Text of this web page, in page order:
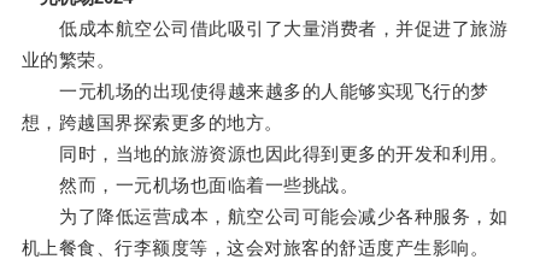
低成本航空公司借此吸引了大量消费者，并促进了旅游
业的繁荣。
一元机场的出现使得越来越多的人能够实现飞行的梦
想，跨越国界探索更多的地方。
同时，当地的旅游资源也因此得到更多的开发和利用。
然而，一元机场也面临着一些挑战。
为了降低运营成本，航空公司可能会减少各种服务，如
机上餐食、行李额度等，这会对旅客的舒适度产生影响。